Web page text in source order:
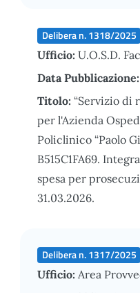
Delibera n. 1318/2025
Ufficio: U.O.S.D.
Data Pubblicazione:
Titolo: “Servizio di
per l'Azienda
Policlinico “Paolo
B515C1FA69.
spesa per
31.03.2026.
Delibera n. 1317/2025
Ufficio: Area